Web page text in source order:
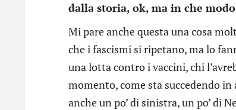
dalla storia, ok, ma in che
Mi pare anche questa una cosa
che i fascismi si ripetano, ma lo
una lotta contro i vaccini, chi
momento, come sta succedendo
anche un po’ di sinistra, un po’ di